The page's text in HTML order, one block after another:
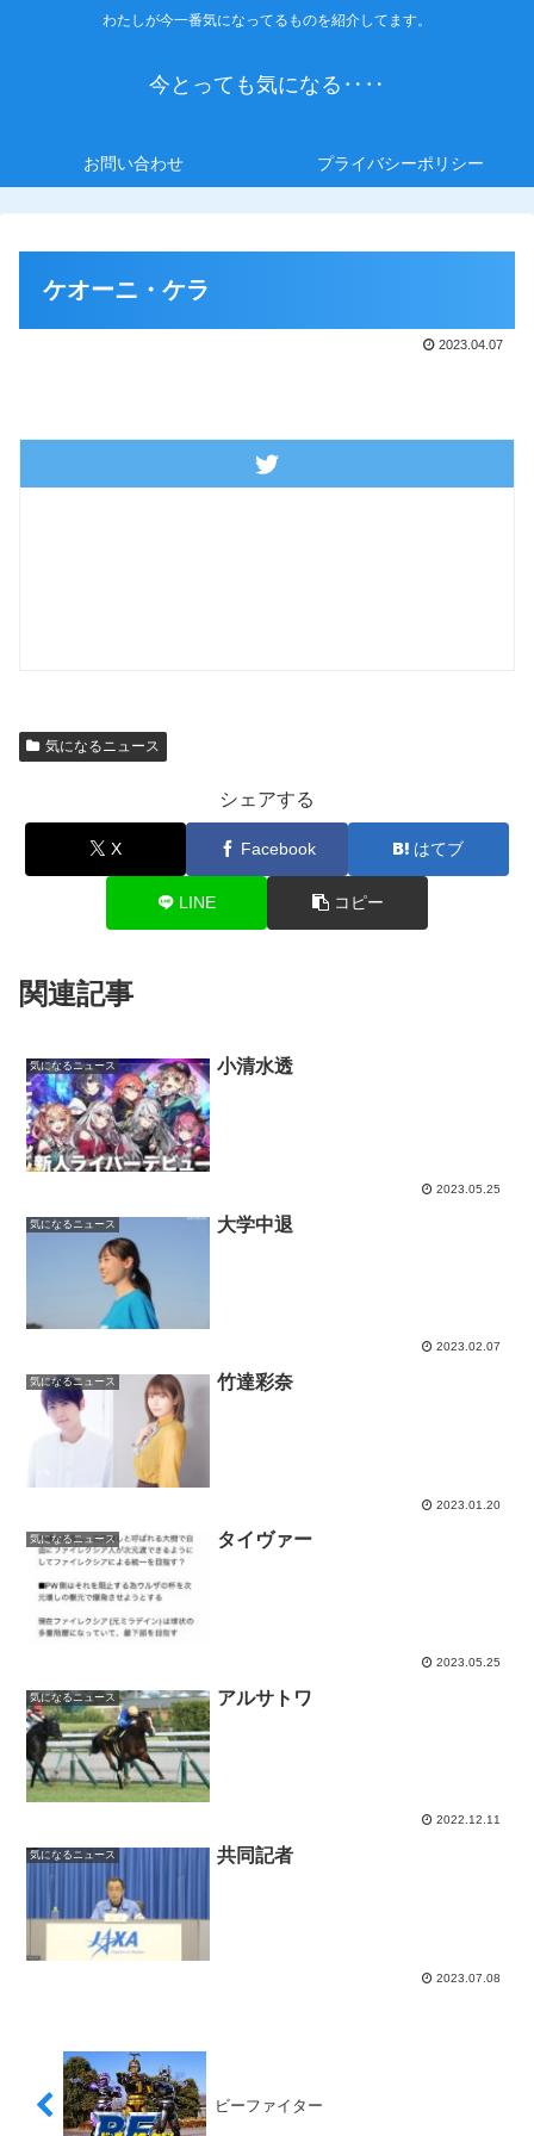
わたしが今一番気になってるものを紹介してます。
今とっても気になる‥‥
お問い合わせ プライバシーポリシー
ケオーニ・ケラ
2023.04.07
気になるニュース
シェアする
X Facebook はてブ
LINE コピー
関連記事
気になるニュース 小清水透
2023.05.25
気になるニュース 大学中退
2023.02.07
気になるニュース 竹達彩奈
2023.01.20
気になるニュース タイヴァー
2023.05.25
気になるニュース アルサトワ
2022.12.11
気になるニュース 共同記者
2023.07.08
ビーファイター